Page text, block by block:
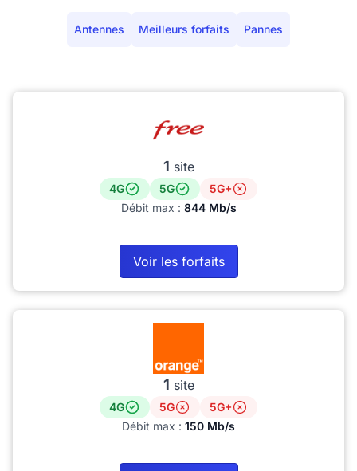
Antennes Meilleurs forfaits Pannes
1 site
4G 5G
5G+
Débit max : 844 Mb/s
Voir les forfaits
1 site
4G 5G
5G+
Débit max : 150 Mb/s